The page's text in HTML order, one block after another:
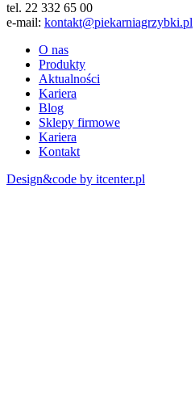
tel. 22 332 65 00
e-mail: kontakt@piekarniagrzybki.pl
O nas
Produkty
Aktualności
Kariera
Blog
Sklepy firmowe
Kariera
Kontakt
Design&code by itcenter.pl